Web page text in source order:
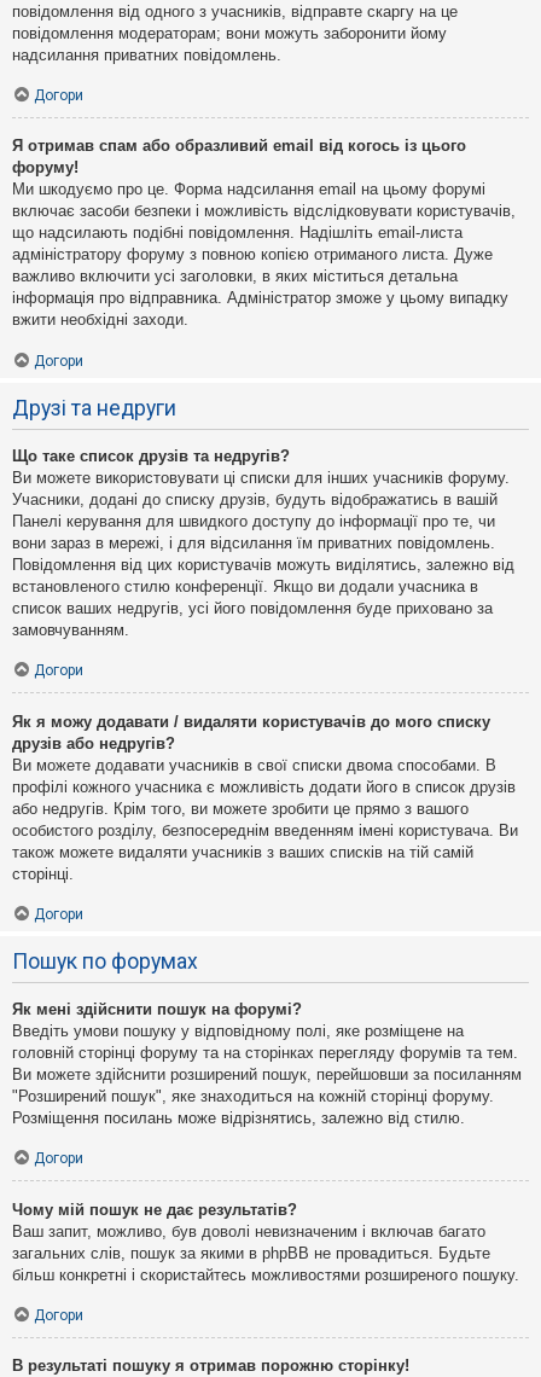
повідомлення від одного з учасників, відправте скаргу на це
повідомлення модераторам; вони можуть заборонити йому
надсилання приватних повідомлень.
Догори
Я отримав спам або образливий email від когось із цього
форуму!
Ми шкодуємо про це. Форма надсилання email на цьому форумі
включає засоби безпеки і можливість відслідковувати користувачів,
що надсилають подібні повідомлення. Надішліть email-листа
адміністратору форуму з повною копією отриманого листа. Дуже
важливо включити усі заголовки, в яких міститься детальна
інформація про відправника. Адміністратор зможе у цьому випадку
вжити необхідні заходи.
Догори
Друзі та недруги
Що таке список друзів та недругів?
Ви можете використовувати ці списки для інших учасників форуму.
Учасники, додані до списку друзів, будуть відображатись в вашій
Панелі керування для швидкого доступу до інформації про те, чи
вони зараз в мережі, і для відсилання їм приватних повідомлень.
Повідомлення від цих користувачів можуть виділятись, залежно від
встановленого стилю конференції. Якщо ви додали учасника в
список ваших недругів, усі його повідомлення буде приховано за
замовчуванням.
Догори
Як я можу додавати / видаляти користувачів до мого списку
друзів або недругів?
Ви можете додавати учасників в свої списки двома способами. В
профілі кожного учасника є можливість додати його в список друзів
або недругів. Крім того, ви можете зробити це прямо з вашого
особистого розділу, безпосереднім введенням імені користувача. Ви
також можете видаляти учасників з ваших списків на тій самій
сторінці.
Догори
Пошук по форумах
Як мені здійснити пошук на форумі?
Введіть умови пошуку у відповідному полі, яке розміщене на
головній сторінці форуму та на сторінках перегляду форумів та тем.
Ви можете здійснити розширений пошук, перейшовши за посиланням
"Розширений пошук", яке знаходиться на кожній сторінці форуму.
Розміщення посилань може відрізнятись, залежно від стилю.
Догори
Чому мій пошук не дає результатів?
Ваш запит, можливо, був доволі невизначеним і включав багато
загальних слів, пошук за якими в phpBB не провадиться. Будьте
більш конкретні і скористайтесь можливостями розширеного пошуку.
Догори
В результаті пошуку я отримав порожню сторінку!